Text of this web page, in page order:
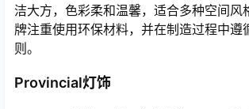
洁大方，色彩柔和温馨，适合多种空间风
牌注重使用环保材料，并在制造过程中遵
则。
Provincial灯饰